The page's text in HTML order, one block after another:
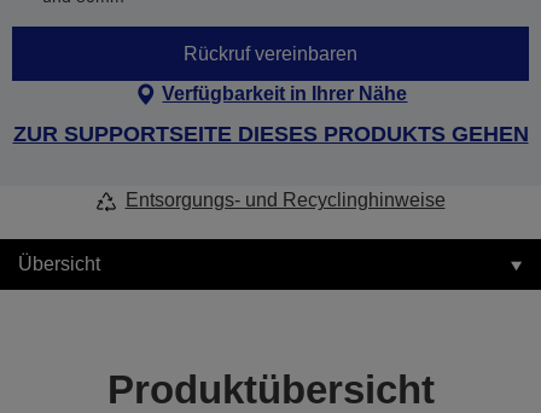
Rückruf vereinbaren
Verfügbarkeit in Ihrer Nähe
ZUR SUPPORTSEITE DIESES PRODUKTS GEHEN
Entsorgungs- und Recyclinghinweise
Übersicht
Produktübersicht